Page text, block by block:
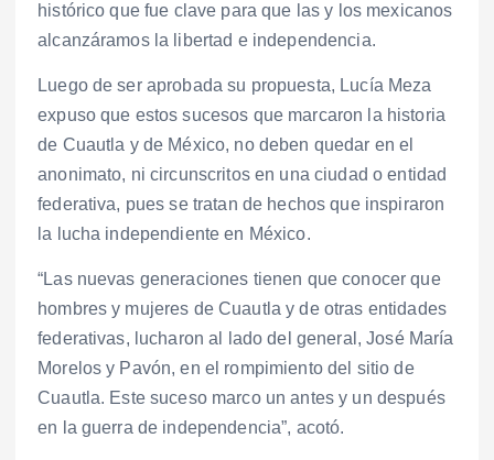
histórico que fue clave para que las y los mexicanos
alcanzáramos la libertad e independencia.
Luego de ser aprobada su propuesta, Lucía Meza
expuso que estos sucesos que marcaron la historia
de Cuautla y de México, no deben quedar en el
anonimato, ni circunscritos en una ciudad o entidad
federativa, pues se tratan de hechos que inspiraron
la lucha independiente en México.
“Las nuevas generaciones tienen que conocer que
hombres y mujeres de Cuautla y de otras entidades
federativas, lucharon al lado del general, José María
Morelos y Pavón, en el rompimiento del sitio de
Cuautla. Este suceso marco un antes y un después
en la guerra de independencia”, acotó.